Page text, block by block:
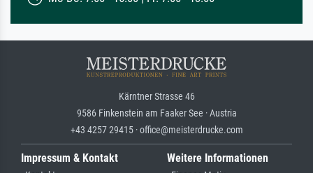
Kärntner Strasse 46
9586 Finkenstein am Faaker See · Austria
+43 4257 29415 · office@meisterdrucke.com
Impressum & Kontakt Weitere Informationen